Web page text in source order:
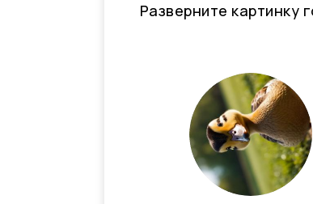
Разверните картинку